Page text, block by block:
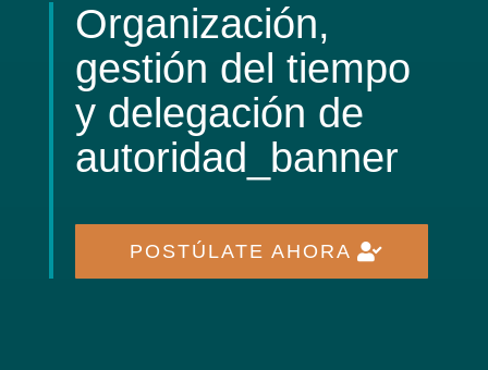
Organización,
gestión del tiempo
y delegación de
autoridad_banner
POSTÚLATE AHORA